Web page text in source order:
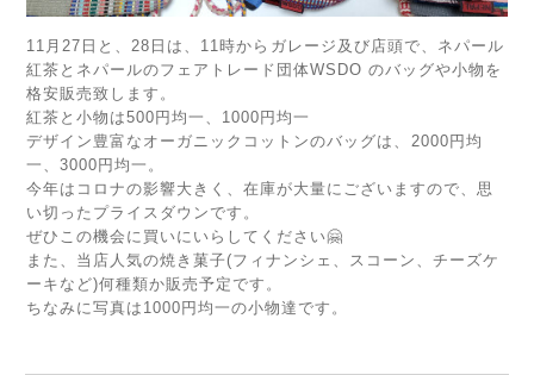
11月27日と、28日は、11時からガレージ及び店頭で、ネパール
紅茶とネパールのフェアトレード団体WSDO のバッグや小物を
格安販売致します。
紅茶と小物は500円均一、1000円均一
デザイン豊富なオーガニックコットンのバッグは、2000円均
一、3000円均一。
今年はコロナの影響大きく、在庫が大量にございますので、思
い切ったプライスダウンです。
ぜひこの機会に買いにいらしてください🤗
また、当店人気の焼き菓子(フィナンシェ、スコーン、チーズケ
ーキなど)何種類か販売予定です。
ちなみに写真は1000円均一の小物達です。